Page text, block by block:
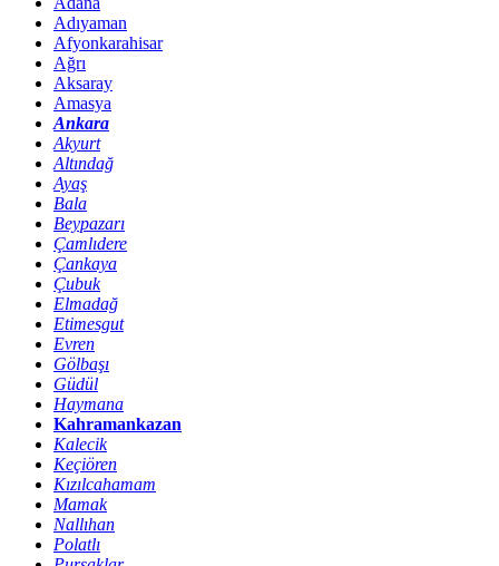
Adıyaman
Afyonkarahisar
Ağrı
Aksaray
Amasya
Ankara
Akyurt
Altındağ
Ayaş
Bala
Beypazarı
Çamlıdere
Çankaya
Çubuk
Elmadağ
Etimesgut
Evren
Gölbaşı
Güdül
Haymana
Kahramankazan
Kalecik
Keçiören
Kızılcahamam
Mamak
Nallıhan
Polatlı